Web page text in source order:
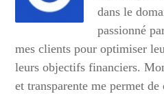
dans le
passionné
mes clients pour optimiser
leurs objectifs financiers.
et transparente me permet